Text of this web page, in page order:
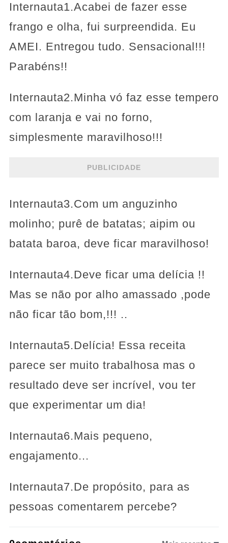
Internauta1.Acabei de fazer esse
frango e olha, fui surpreendida. Eu
AMEI. Entregou tudo. Sensacional!!!
Parabéns!!
Internauta2.Minha vó faz esse tempero
com laranja e vai no forno,
simplesmente maravilhoso!!!
PUBLICIDADE
Internauta3.Com um anguzinho
molinho; purê de batatas; aipim ou
batata baroa, deve ficar maravilhoso!
Internauta4.Deve ficar uma delícia !!
Mas se não por alho amassado ,pode
não ficar tão bom,!!! ..
Internauta5.Delícia! Essa receita
parece ser muito trabalhosa mas o
resultado deve ser incrível, vou ter
que experimentar um dia!
Internauta6.Mais pequeno,
engajamento...
Internauta7.De propósito, para as
pessoas comentarem percebe?